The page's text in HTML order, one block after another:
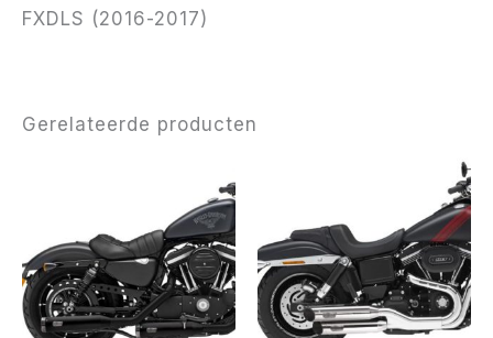
FXDLS (2016-2017)
Gerelateerde producten